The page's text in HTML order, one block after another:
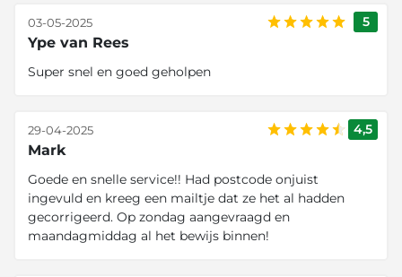
5
Ype van Rees
03-05-2025
Super snel en goed geholpen
4,5
Mark
29-04-2025
Goede en snelle service!! Had postcode onjuist
ingevuld en kreeg een mailtje dat ze het al hadden
gecorrigeerd. Op zondag aangevraagd en
maandagmiddag al het bewijs binnen!